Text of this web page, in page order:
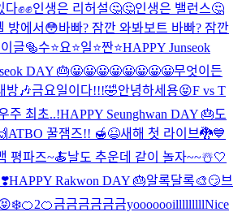
✊✊인생은 리허설🤔🤔인생은 밸런스🤔
방에서😳바빠? 잠깐 와봐보트 바빠? 잠깐
글🥯수⭐️요⭐️일⭐️짠⭐️HAPPY Junseok
DAY 🎂😀😀😀😀😀😀😀😀무엇이든
방🎶금요일이다!!!🤣안녕하세용😝F vs T
주 최초..!HAPPY Seunghwan DAY 🎂도
ATBO 꿀잼즈!! 🍯😆새해 첫 라이브🐉💙
평파즈~🍝날도 추운데 같이 놀자~~☃️🤍
HAPPY Rakwon DAY 🎂알록달록🎨😏브
❄️🍊2🍊금금금금금금yooooooilllllllllNice